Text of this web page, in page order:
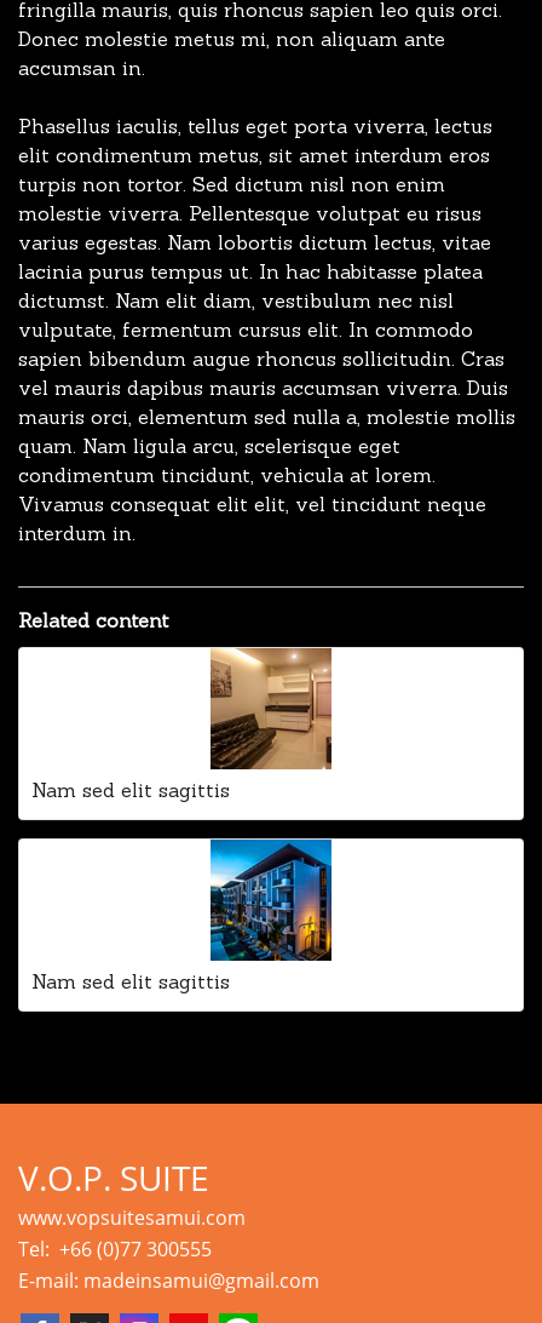
fringilla mauris, quis rhoncus sapien leo quis orci.
Donec molestie metus mi, non aliquam ante
accumsan in.
Phasellus iaculis, tellus eget porta viverra, lectus
elit condimentum metus, sit amet interdum eros
turpis non tortor. Sed dictum nisl non enim
molestie viverra. Pellentesque volutpat eu risus
varius egestas. Nam lobortis dictum lectus, vitae
lacinia purus tempus ut. In hac habitasse platea
dictumst. Nam elit diam, vestibulum nec nisl
vulputate, fermentum cursus elit. In commodo
sapien bibendum augue rhoncus sollicitudin. Cras
vel mauris dapibus mauris accumsan viverra. Duis
mauris orci, elementum sed nulla a, molestie mollis
quam. Nam ligula arcu, scelerisque eget
condimentum tincidunt, vehicula at lorem.
Vivamus consequat elit elit, vel tincidunt neque
interdum in.
Related content
Nam sed elit sagittis
Nam sed elit sagittis
V.O.P. SUITE
www.vopsuitesamui.com
Tel: +66 (0)77 300555
E-mail: madeinsamui@gmail.com